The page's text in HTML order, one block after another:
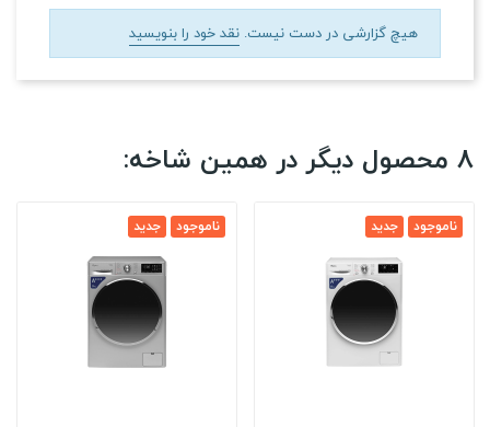
هیچ گزارشی در دست نیست. نقد خود را بنویسید
8 محصول دیگر در همین شاخه:
جدید ناموجود جدید ناموجود